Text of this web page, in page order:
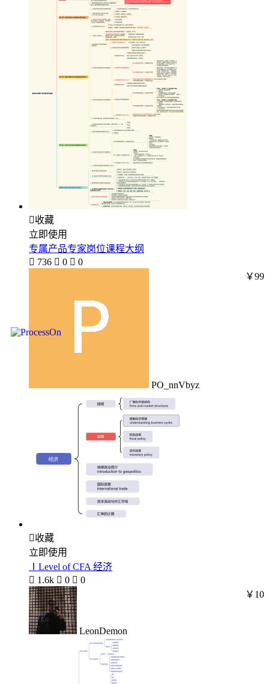
收藏
立即使用
专属产品专家岗位课程大纲
 736  0  0
PO_nnVbyz
￥99
收藏
立即使用
ⅠLevel of CFA 经济
 1.6k  0  0
LeonDemon
￥10